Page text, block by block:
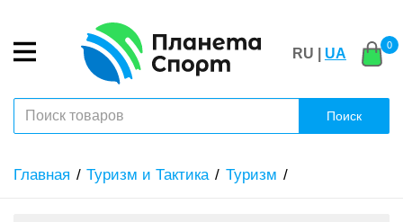
RU | UA
0
Поиск
Главная Туризм и Тактика Туризм